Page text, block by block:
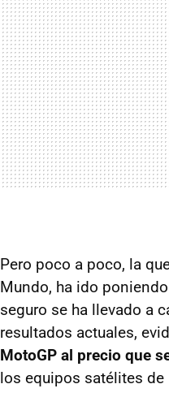
Pero poco a poco, la
Mundo, ha ido
seguro se ha llevado a
resultados actuales,
MotoGP al precio que
los equipos satélites de